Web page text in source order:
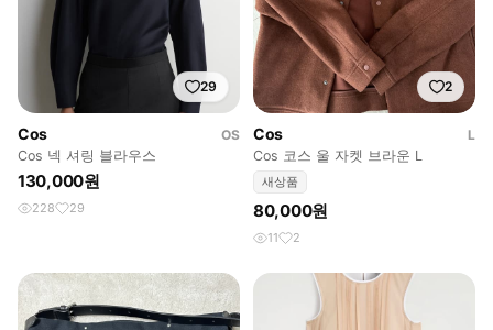
29
Cos
OS
Cos 넥 셔링 블라우스
130,000원
228 29
2
Cos
L
Cos 코스 울 자켓 브라운 L
새상품
80,000원
11 2